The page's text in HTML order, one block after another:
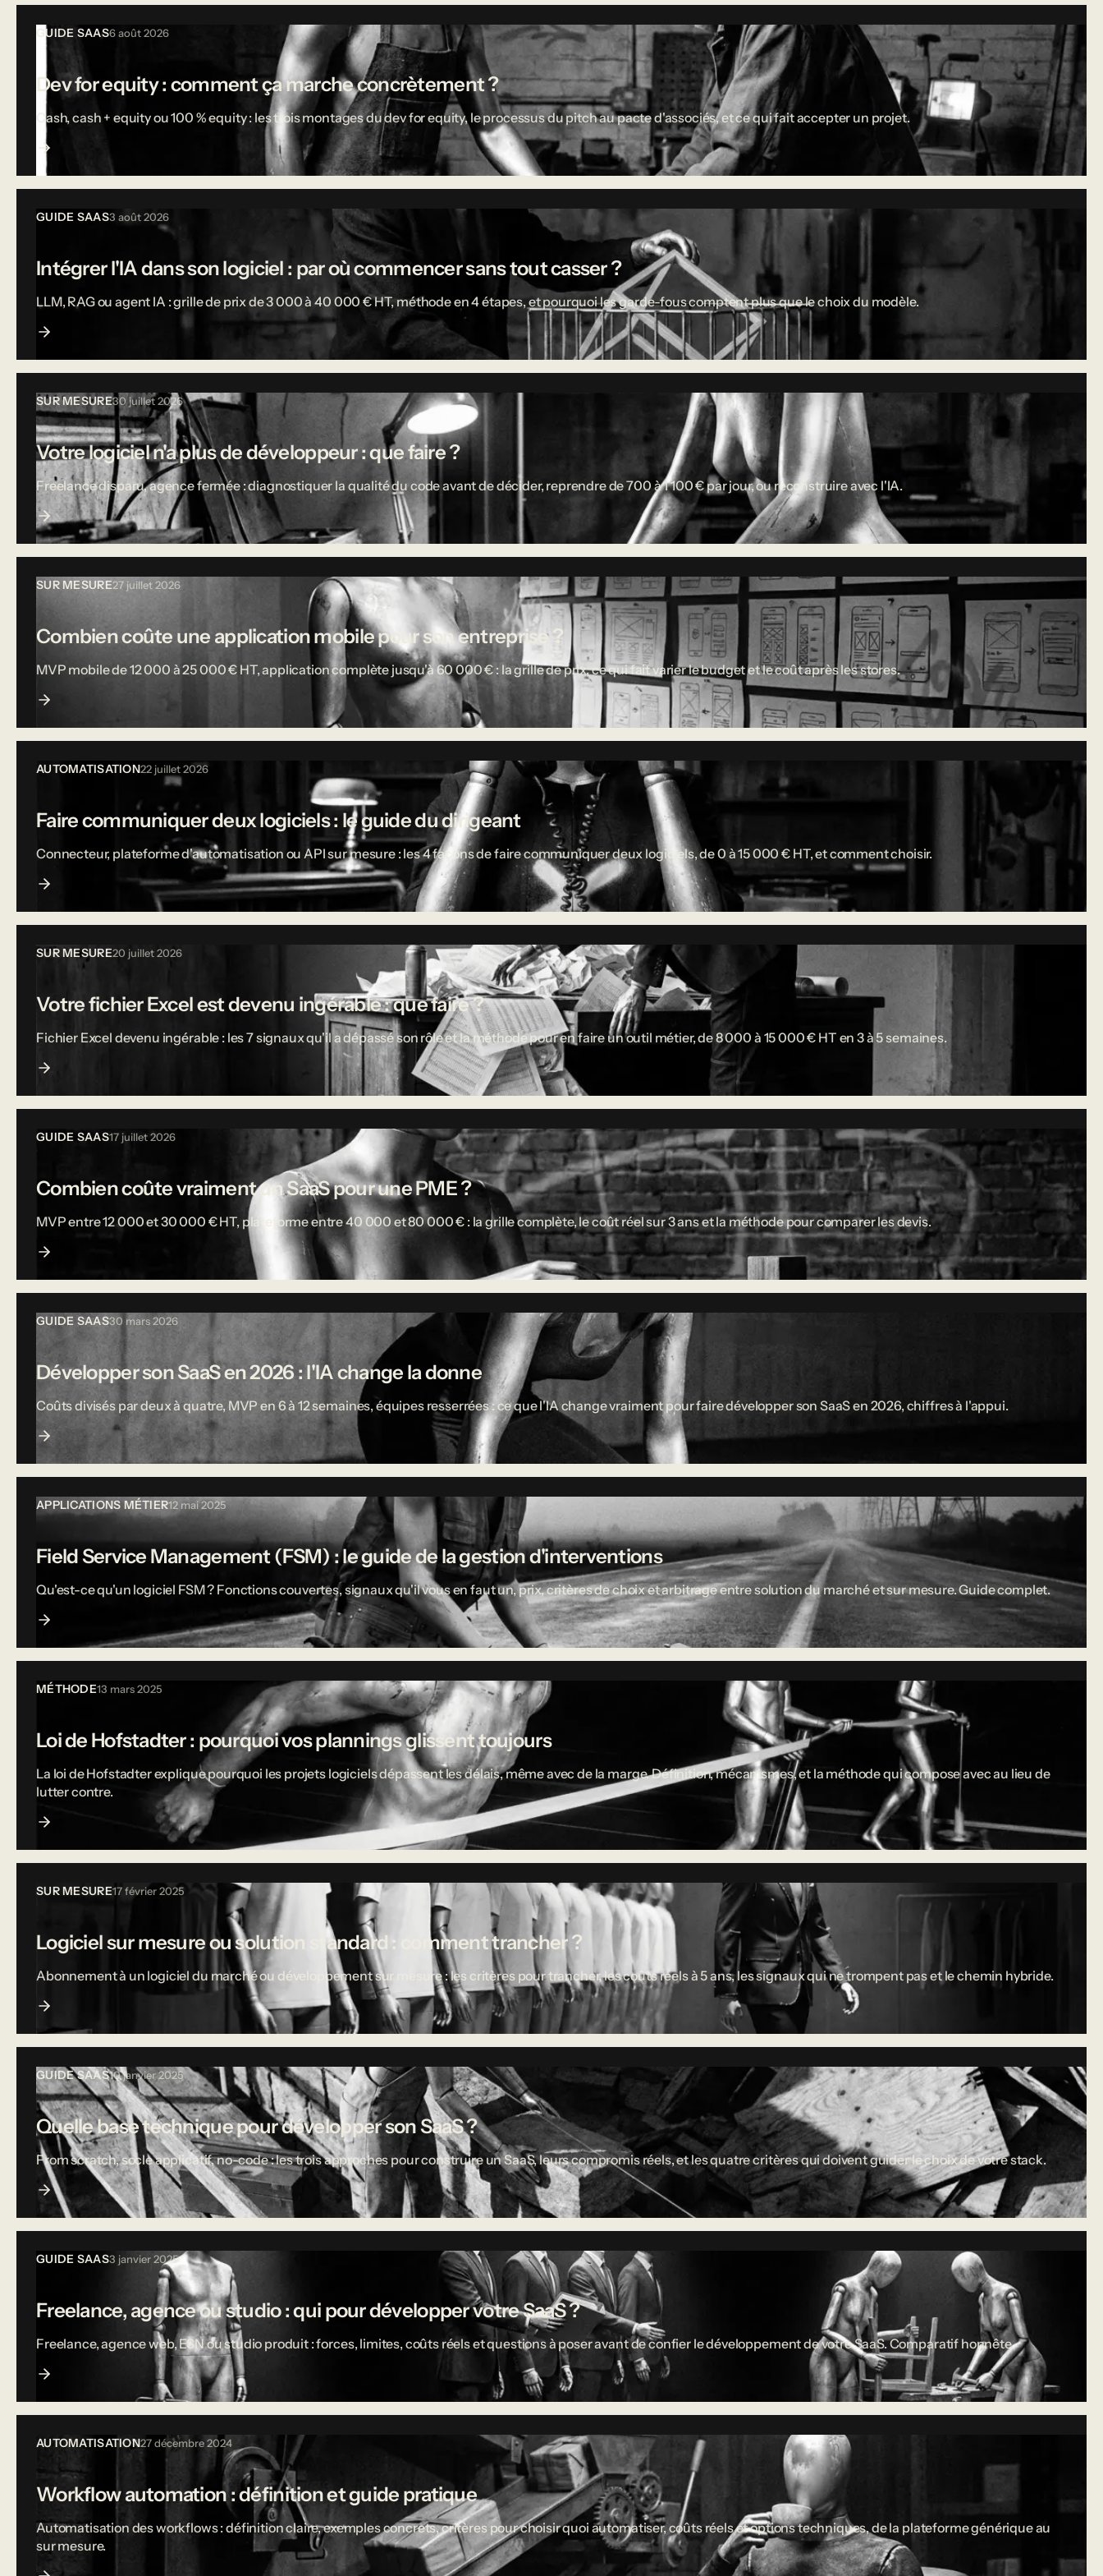
GUIDE SAAS6 août 2026
Dev for equity : comment ça marche concrètement ?
Cash, cash + equity ou 100 % equity : les trois montages du dev for equity, le processus du pitch au pacte d'associés, et ce qui fait accepter un projet.
GUIDE SAAS3 août 2026
Intégrer l'IA dans son logiciel : par où commencer sans tout casser ?
LLM, RAG ou agent IA : grille de prix de 3 000 à 40 000 € HT, méthode en 4 étapes, et pourquoi les garde-fous comptent plus que le choix du modèle.
SUR MESURE30 juillet 2026
Votre logiciel n'a plus de développeur : que faire ?
Freelance disparu, agence fermée : diagnostiquer la qualité du code avant de décider, reprendre de 700 à 1 100 € par jour, ou reconstruire avec l'IA.
SUR MESURE27 juillet 2026
Combien coûte une application mobile pour son entreprise ?
MVP mobile de 12 000 à 25 000 € HT, application complète jusqu'à 60 000 € : la grille de prix, ce qui fait varier le budget et le coût après les stores.
AUTOMATISATION22 juillet 2026
Faire communiquer deux logiciels : le guide du dirigeant
Connecteur, plateforme d'automatisation ou API sur mesure : les 4 façons de faire communiquer deux logiciels, de 0 à 15 000 € HT, et comment choisir.
SUR MESURE20 juillet 2026
Votre fichier Excel est devenu ingérable : que faire ?
Fichier Excel devenu ingérable : les 7 signaux qu'il a dépassé son rôle et la méthode pour en faire un outil métier, de 8 000 à 15 000 € HT en 3 à 5 semaines.
GUIDE SAAS17 juillet 2026
Combien coûte vraiment un SaaS pour une PME ?
MVP entre 12 000 et 30 000 € HT, plateforme entre 40 000 et 80 000 € : la grille complète, le coût réel sur 3 ans et la méthode pour comparer les devis.
GUIDE SAAS30 mars 2026
Développer son SaaS en 2026 : l'IA change la donne
Coûts divisés par deux à quatre, MVP en 6 à 12 semaines, équipes resserrées : ce que l'IA change vraiment pour faire développer son SaaS en 2026, chiffres à l'appui.
APPLICATIONS MÉTIER12 mai 2025
Field Service Management (FSM) : le guide de la gestion d'interventions
Qu'est-ce qu'un logiciel FSM ? Fonctions couvertes, signaux qu'il vous en faut un, prix, critères de choix et arbitrage entre solution du marché et sur mesure. Guide complet.
MÉTHODE13 mars 2025
Loi de Hofstadter : pourquoi vos plannings glissent toujours
La loi de Hofstadter explique pourquoi les projets logiciels dépassent les délais, même avec de la marge. Définition, mécanismes, et la méthode qui compose avec au lieu de
lutter contre.
SUR MESURE17 février 2025
Logiciel sur mesure ou solution standard : comment trancher ?
Abonnement à un logiciel du marché ou développement sur mesure : les critères pour trancher, les coûts réels à 5 ans, les signaux qui ne trompent pas et le chemin hybride.
GUIDE SAAS10 janvier 2025
Quelle base technique pour développer son SaaS ?
From scratch, socle applicatif, no-code : les trois approches pour construire un SaaS, leurs compromis réels, et les quatre critères qui doivent guider le choix de votre stack.
GUIDE SAAS3 janvier 2025
Freelance, agence ou studio : qui pour développer votre SaaS ?
Freelance, agence web, ESN ou studio produit : forces, limites, coûts réels et questions à poser avant de confier le développement de votre SaaS. Comparatif honnête.
AUTOMATISATION27 décembre 2024
Workflow automation : définition et guide pratique
Automatisation des workflows : définition claire, exemples concrets, critères pour choisir quoi automatiser, coûts réels et options techniques, de la plateforme générique au
sur mesure.